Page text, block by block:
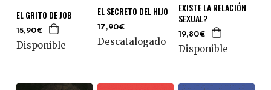
EL GRITO DE JOB
15,90€
Disponible
EL SECRETO DEL HIJO
17,90€
Descatalogado
EXISTE LA RELACIÓN
SEXUAL?
19,80€
Disponible